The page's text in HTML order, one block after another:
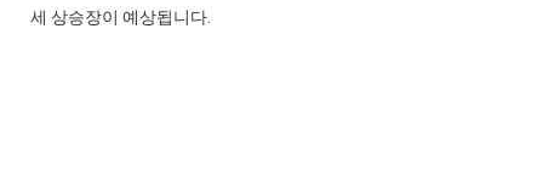
세 상승장이 예상됩니다.